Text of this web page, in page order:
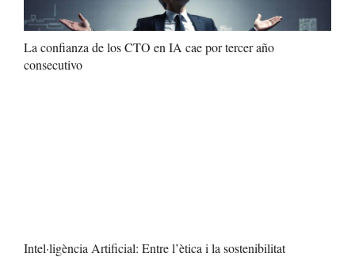
La confianza de los CTO en IA cae por tercer año
consecutivo
Intel·ligència Artificial: Entre l’ètica i la sostenibilitat